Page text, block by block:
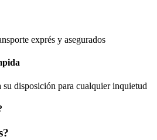
exprés y asegurados
su disposición para cualquier inquietud